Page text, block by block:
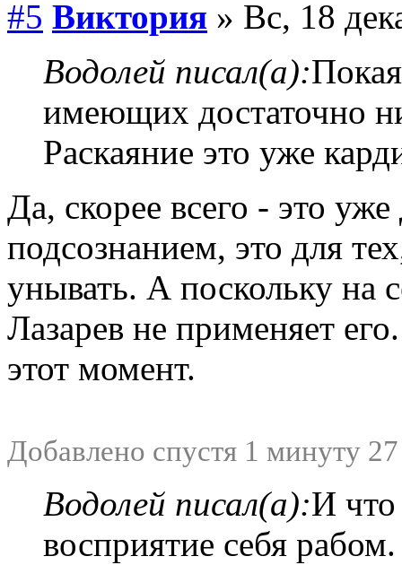
#5 Виктория » Вс, 18
Водолей писал(а):
имеющих достаточно
Раскаяние это уже
Да, скорее всего - это
подсознанием, это для
унывать. А поскольку на
Лазарев не применяет
этот момент.
Добавлено спустя 1 минуту
Водолей писал(а):И что
восприятие себя рабом.